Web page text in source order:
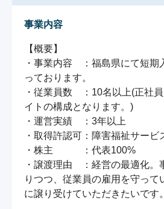
事業内容
【概要】
・事業内容　：福島県にて短
っております。
・従業員数　：10名以上(正社
イトの構成となります。)
・運営実績　：3年以上
・取得許認可：障害福祉サービ
・株主　　　：代表100%
・譲渡理由　：経営の最適化。
りつつ、従業員の雇用を守って
に譲り受けていただきたいです。